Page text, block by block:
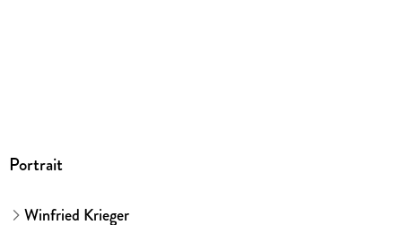
Portrait
Winfried Krieger